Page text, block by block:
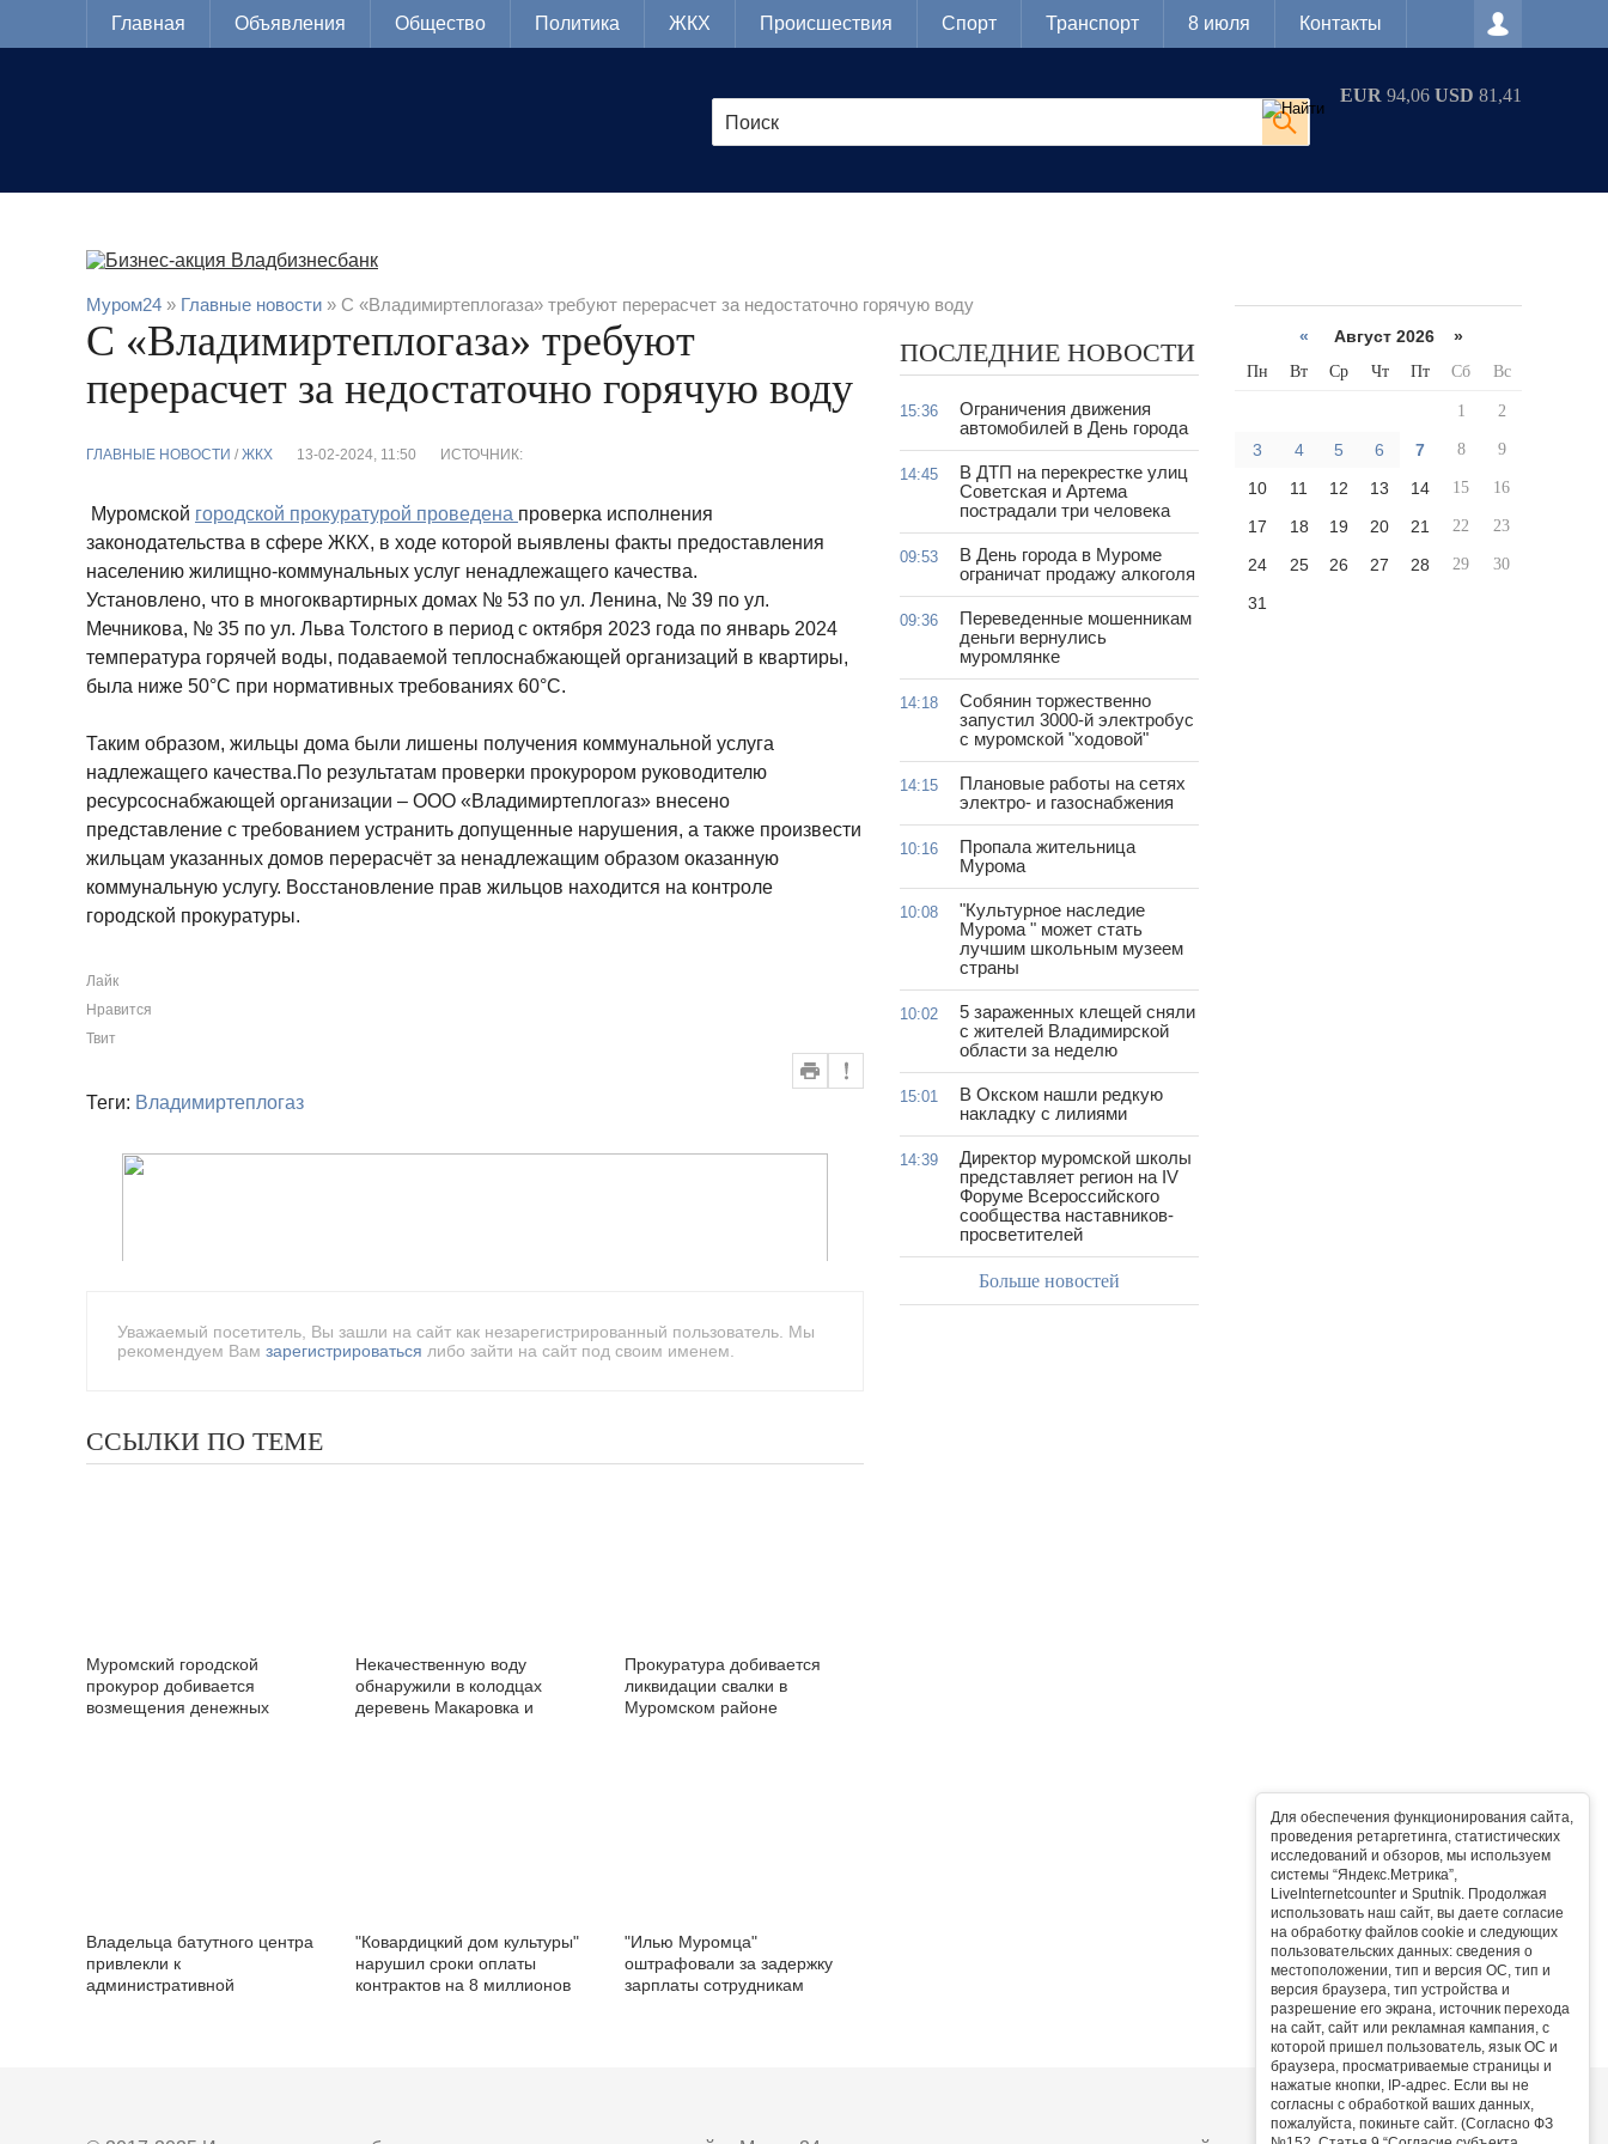
Для обеспечения функционирования сайта,
проведения ретаргетинга, статистических
исследований и обзоров, мы используем
системы “Яндекс.Метрика”,
LiveInternetcounter и Sputnik. Продолжая
использовать наш сайт, вы даете согласие
на обработку файлов cookie и следующих
пользовательских данных: сведения о
местоположении, тип и версия ОС, тип и
версия браузера, тип устройства и
разрешение его экрана, источник перехода
на сайт, сайт или рекламная кампания, с
которой пришел пользователь, язык ОС и
браузера, просматриваемые страницы и
нажатые кнопки, IP-адрес. Если вы не
согласны с обработкой ваших данных,
пожалуйста, покиньте сайт. (Согласно ФЗ
Главная Объявления Общество Политика ЖКХ Происшествия Спорт Транспорт 8 июля Контакты
EUR 94,06 USD 81,41
Муром24 » Главные новости » С «Владимиртеплогаза» требуют перерасчет за недостаточно горячую воду
С «Владимиртеплогаза» требуют
перерасчет за недостаточно горячую воду
ГЛАВНЫЕ НОВОСТИ / ЖКХ 13-02-2024, 11:50 ИСТОЧНИК:
Муромской городской прокуратурой проведена проверка исполнения
законодательства в сфере ЖКХ, в ходе которой выявлены факты предоставления
населению жилищно-коммунальных услуг ненадлежащего качества.
Установлено, что в многоквартирных домах № 53 по ул. Ленина, № 39 по ул.
Мечникова, № 35 по ул. Льва Толстого в период с октября 2023 года по январь 2024
температура горячей воды, подаваемой теплоснабжающей организаций в квартиры,
была ниже 50°С при нормативных требованиях 60°С.
Таким образом, жильцы дома были лишены получения коммунальной услуга
надлежащего качества.По результатам проверки прокурором руководителю
ресурсоснабжающей организации – ООО «Владимиртеплогаз» внесено
представление с требованием устранить допущенные нарушения, а также произвести
жильцам указанных домов перерасчёт за ненадлежащим образом оказанную
коммунальную услугу. Восстановление прав жильцов находится на контроле
городской прокуратуры.
Лайк
Нравится
Твит
Теги: Владимиртеплогаз
Уважаемый посетитель, Вы зашли на сайт как незарегистрированный пользователь. Мы
рекомендуем Вам зарегистрироваться либо зайти на сайт под своим именем.
ССЫЛКИ ПО ТЕМЕ
Муромский городской
прокурор добивается
возмещения денежных
Некачественную воду
обнаружили в колодцах
деревень Макаровка и
Прокуратура добивается
ликвидации свалки в
Муромском районе
Владельца батутного центра
привлекли к
административной
"Ковардицкий дом культуры"
нарушил сроки оплаты
контрактов на 8 миллионов
"Илью Муромца"
оштрафовали за задержку
зарплаты сотрудникам
ПОСЛЕДНИЕ НОВОСТИ
15:36
Ограничения движения
автомобилей в День города
14:45
В ДТП на перекрестке улиц
Советская и Артема
пострадали три человека
09:53
В День города в Муроме
ограничат продажу алкоголя
09:36
Переведенные мошенникам
деньги вернулись
муромлянке
14:18
Собянин торжественно
запустил 3000-й электробус
с муромской "ходовой"
14:15
Плановые работы на сетях
электро- и газоснабжения
10:16
Пропала жительница
Мурома
10:08
"Культурное наследие
Мурома " может стать
лучшим школьным музеем
страны
10:02
5 зараженных клещей сняли
с жителей Владимирской
области за неделю
15:01
В Окском нашли редкую
накладку с лилиями
14:39
Директор муромской школы
представляет регион на IV
Форуме Всероссийского
сообщества наставников-
просветителей
Больше новостей
« Август 2026 »
Пн Вт Ср Чт Пт Сб Вс
1 2
3 4 5 6 7 8 9
10 11 12 13 14 15 16
17 18 19 20 21 22 23
24 25 26 27 28 29 30
31